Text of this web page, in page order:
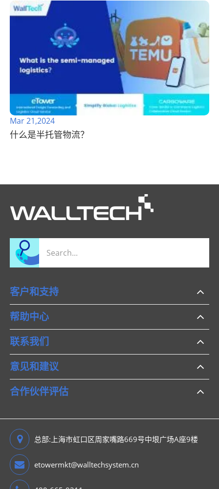
Mar 21,2024
什么是半托管物流？
客户和支持
帮助中心
联系我们
意见和建议
合作伙伴评估
总部:上海市虹口区周家嘴路669号中垠广场A座9楼
etowermkt@walltechsystem.cn